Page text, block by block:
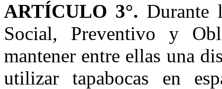
ARTÍCULO 3°. Durante
Social, Preventivo y
mantener entre ellas una
utilizartapabocas en